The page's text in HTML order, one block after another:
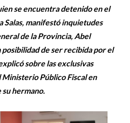
se encuentra detenido en el
Salas, manifestó inquietudes
de la Provincia, Abel
de ser recibida por el
sobre las exclusivas
Público Fiscal en
su hermano.